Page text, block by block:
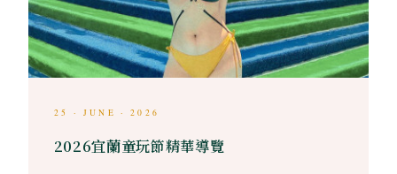
25 · JUNE · 2026
2026宜蘭童玩節精華導覽